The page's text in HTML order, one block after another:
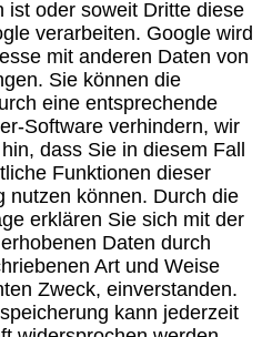
ist oder soweit Dritte diese
verarbeiten. Google wird
mit anderen Daten von
Sie können die
eine entsprechende
Software verhindern, wir
dass Sie in diesem Fall
Funktionen dieser
nutzen können. Durch die
erklären Sie sich mit der
Daten durch
Art und Weise
Zweck, einverstanden.
kann jederzeit